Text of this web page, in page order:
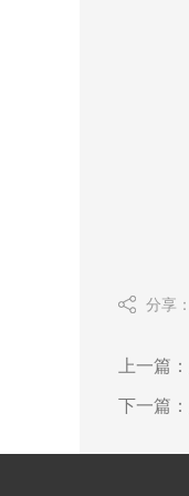
分享：
上一篇：
下一篇：